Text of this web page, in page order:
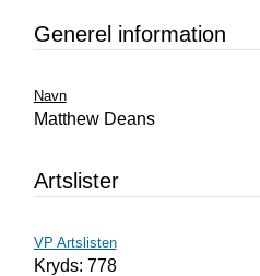
Generel information
Navn
Matthew Deans
Artslister
VP Artslisten
Kryds: 778